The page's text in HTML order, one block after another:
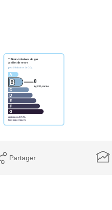
Partager